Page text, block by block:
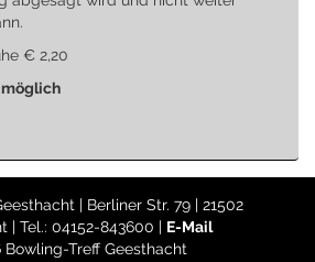
€ 2,20
möglich
| Berliner Str. 79 | 21502
| Tel.: 04152-843600 | E-Mail
Treff Geesthacht